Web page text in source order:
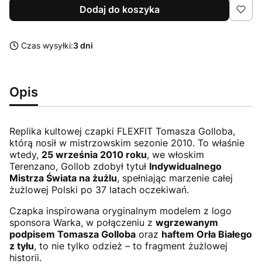
Dodaj do koszyka
Czas wysyłki:3 dni
Opis
Replika kultowej czapki FLEXFIT Tomasza Golloba,
którą nosił w mistrzowskim sezonie 2010. To właśnie
wtedy, 25 września 2010 roku, we włoskim
Terenzano, Gollob zdobył tytuł Indywidualnego
Mistrza Świata na żużlu, spełniając marzenie całej
żużlowej Polski po 37 latach oczekiwań.
Czapka inspirowana oryginalnym modelem z logo
sponsora Warka, w połączeniu z wgrzewanym
podpisem Tomasza Golloba oraz haftem Orła Białego
z tyłu, to nie tylko odzież – to fragment żużlowej
historii.